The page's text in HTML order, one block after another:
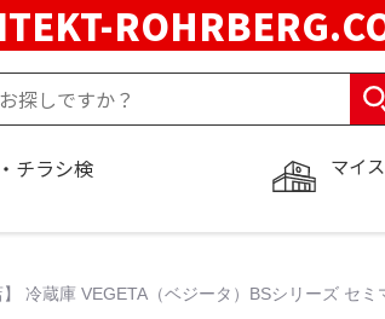
マイ
チラシ検
冷蔵庫 VEGETA（ベジータ）BSシリーズ セ